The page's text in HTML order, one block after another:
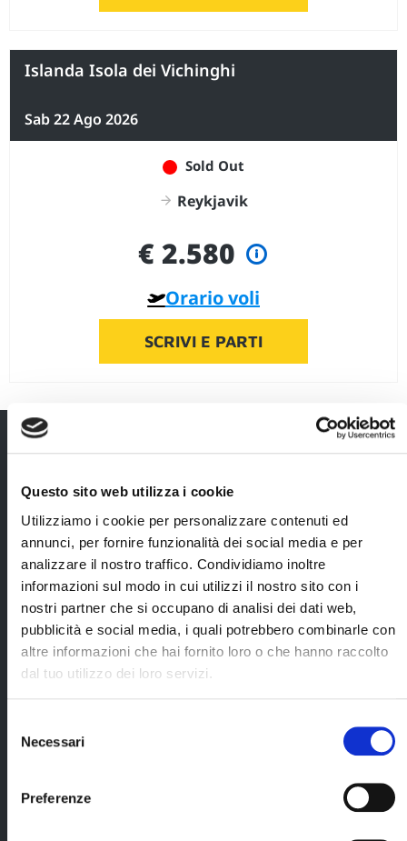
Questo sito web utilizza i cookie
Utilizziamo i cookie per personalizzare contenuti ed
annunci, per fornire funzionalità dei social media e per
analizzare il nostro traffico. Condividiamo inoltre
informazioni sul modo in cui utilizzi il nostro sito con i
nostri partner che si occupano di analisi dei dati web,
pubblicità e social media, i quali potrebbero combinarle con
altre informazioni che hai fornito loro o che hanno raccolto
dal tuo utilizzo dei loro servizi.
delNecessari
Preferenze
Islanda Isola dei Vichinghi
Sab 22 Ago 2026
Sold Out
Reykjavik
€ 2.580
Orario voli
SCRIVI E PARTI
DETTAGLI DEL
La quota comprende
trasferimenti
da/per
l'aeroporto con
bus-navetta;
7 notti negli
alberghi indicati
categoria),
camera standard
prima colazione;
Accompagnatore
locale parlante
italiano dal
giorno 2 al
giorno 7;
programma dal
Escursione whale